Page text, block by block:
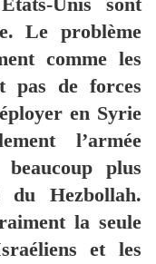
Le problème
comme les
pas de forces
en Syrie
l’armée
plus
du Hezbollah.
la seule
et les